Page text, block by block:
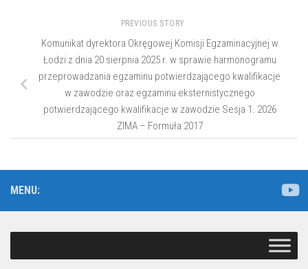
PREVIOUS STORY
Komunikat dyrektora Okręgowej Komisji Egzaminacyjnej w
Łodzi z dnia 20 sierpnia 2025 r. w sprawie harmonogramu
przeprowadzania egzaminu potwierdzającego kwalifikacje
w zawodzie oraz egzaminu eksternistycznego
potwierdzającego kwalifikacje w zawodzie Sesja 1. 2026
ZIMA – Formuła 2017
MENU: